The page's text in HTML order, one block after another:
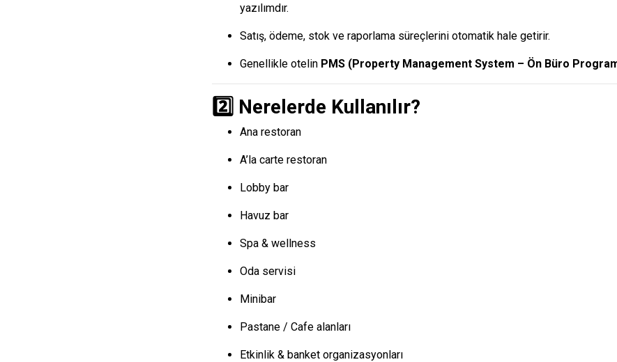
yazılımdır.
Satış, ödeme, stok ve raporlama süreçlerini otomatik hale getirir.
Genellikle otelin PMS (Property Management System – Ön Büro
2️⃣ Nerelerde Kullanılır?
Ana restoran
A’la carte restoran
Lobby bar
Havuz bar
Spa & wellness
Oda servisi
Minibar
Pastane / Cafe alanları
Etkinlik & banket organizasyonları